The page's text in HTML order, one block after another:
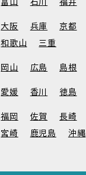
富山
石川 福井
大阪 兵庫 京都
和歌山
三重
岡山 広島 島根
愛媛 香川 徳島
福岡 佐賀 長崎
宮崎
鹿児島 沖縄